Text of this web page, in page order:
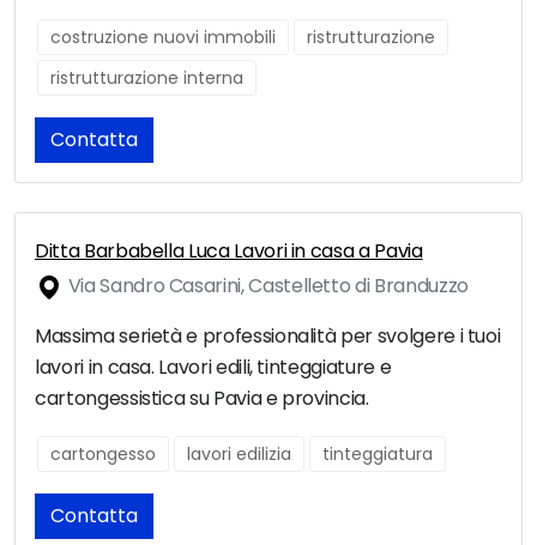
costruzione nuovi immobili
ristrutturazione
ristrutturazione interna
Contatta
Ditta Barbabella Luca Lavori in casa a Pavia
Via Sandro Casarini, Castelletto di Branduzzo
Massima serietà e professionalità per svolgere i tuoi
lavori in casa. Lavori edili, tinteggiature e
cartongessistica su Pavia e provincia.
cartongesso lavori edilizia tinteggiatura
Contatta